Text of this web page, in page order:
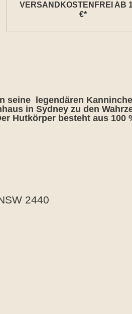
VERSANDKOSTENFREI AB
€*
seine legendären
in Sydney zu den
Hutkörper besteht aus
2440